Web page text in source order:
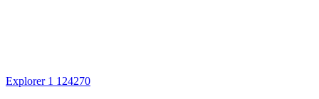
Explorer 1 124270